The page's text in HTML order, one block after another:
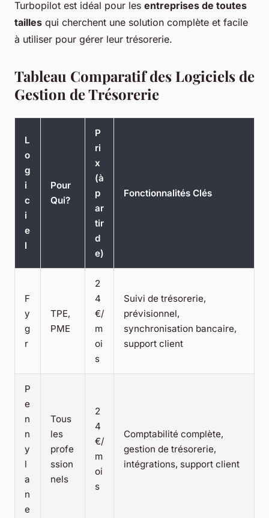
Turbopilot est idéal pour les entreprises de toutes
tailles qui cherchent une solution complète et facile
à utiliser pour gérer leur trésorerie.
Tableau Comparatif des Logiciels de
Gestion de Trésorerie
L
o
g
i
c
i
e
l
Pour
Qui?
P
ri
x
(à
p
ar
tir
d
e)
Fonctionnalités Clés
F
y
g
r
TPE,
PME
2
4
€/
m
oi
s
Suivi de trésorerie,
prévisionnel,
synchronisation bancaire,
support client
P
e
n
n
y
l
a
n
e
Tous
les
profe
ssion
nels
2
4
€/
m
oi
s
Comptabilité complète,
gestion de trésorerie,
intégrations, support client